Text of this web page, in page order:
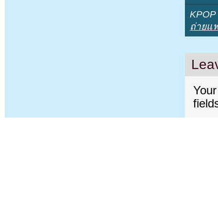
ถ่ายแ